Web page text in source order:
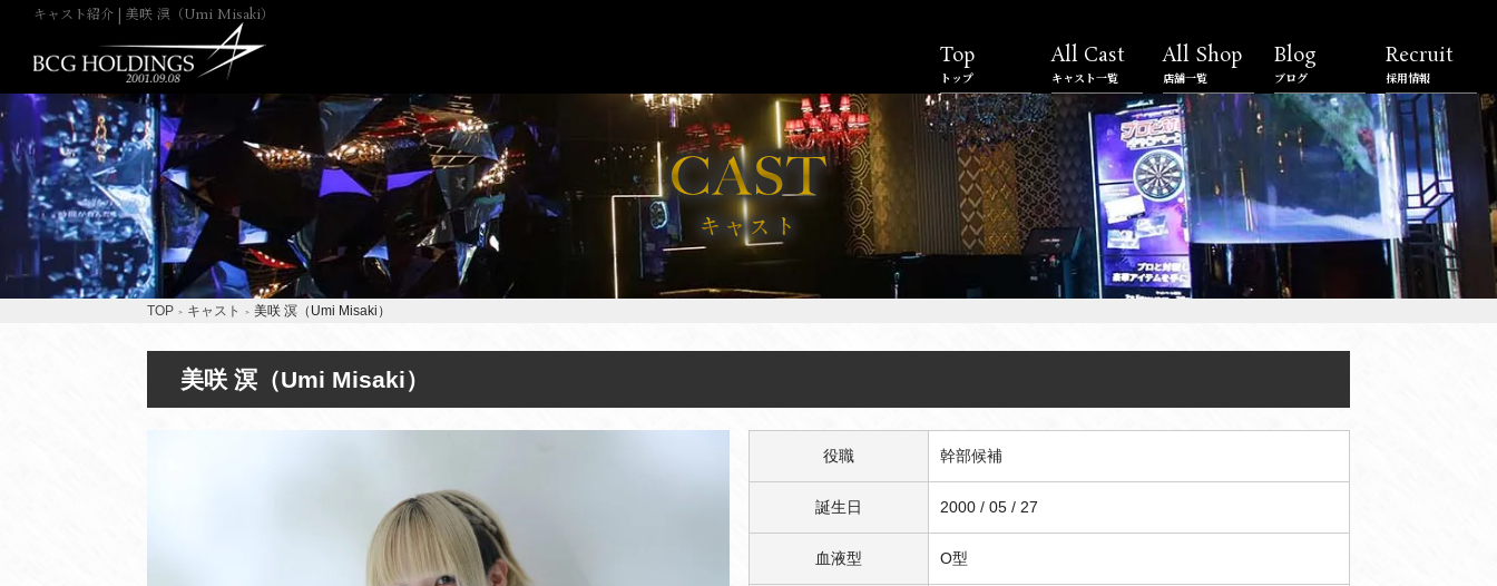
キャスト紹介 | 美咲 溟（Umi Misaki）
Top
トップ
All Cast
キャスト一覧
All Shop
店舗一覧
Blog
ブログ
Recruit
採用情報
TOP キャスト 美咲 溟（Umi Misaki）
美咲 溟（Umi Misaki）
役職 幹部候補
誕生日 2000 / 05 / 27
血液型 O型